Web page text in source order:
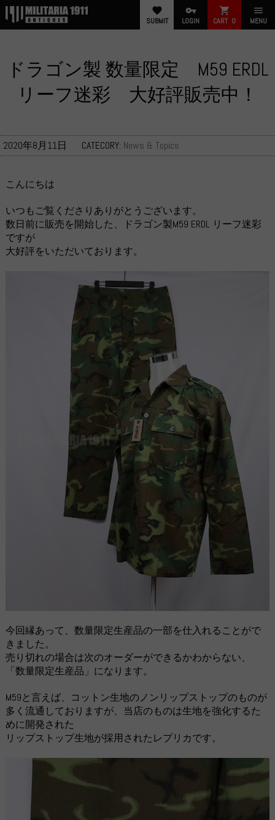
favorite
SUBMIT
vpn_key
LOGIN
shopping_cart
CART 0
menu
MENU
ドラゴン製 数量限定 M59 ERDL
リーフ迷彩 大好評販売中！
2020年8月11日 CATECORY: News & Topics
こんにちは
いつもご覧くださりありがとうございます。
数日前に販売を開始した、ドラゴン製M59 ERDL リーフ迷彩
ですが
大好評をいただいております。
今回縁あって、数量限定生産品の一部を仕入れることがで
きました。
売り切れの場合は次のオーダーができるかわからない、
「数量限定生産品」になります。
M59と言えば、コットン生地のノンリップストップのものが
多く流通しておりますが、当店のものは生地を強化するた
めに開発された
リップストップ生地が採用されたレプリカです。